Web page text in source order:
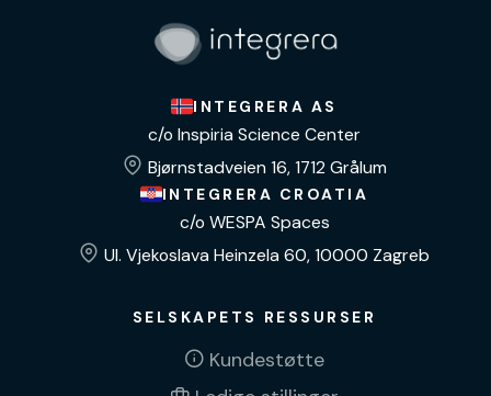
INTEGRERA AS
c/o Inspiria Science Center
Bjørnstadveien 16, 1712 Grålum
INTEGRERA CROATIA
c/o WESPA Spaces
Ul. Vjekoslava Heinzela 60, 10000 Zagreb
SELSKAPETS RESSURSER
Kundestøtte